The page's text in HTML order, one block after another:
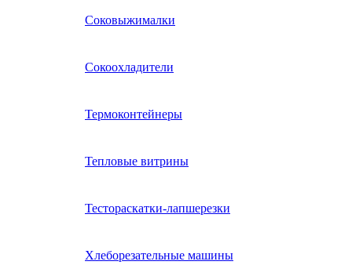
Соковыжималки
Сокоохладители
Термоконтейнеры
Тепловые витрины
Тестораскатки-лапшерезки
Хлеборезательные машины